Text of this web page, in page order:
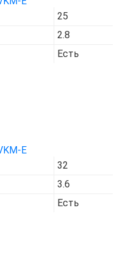
25
2.8
Есть
E
32
3.6
Есть